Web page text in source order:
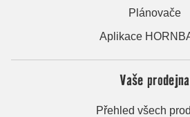
Plánovače
Aplikace
Vaše prodejna
Přehled všech